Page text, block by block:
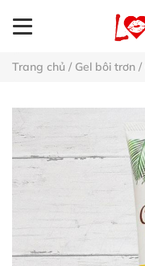
Trang chủ / Gel bôi trơn /